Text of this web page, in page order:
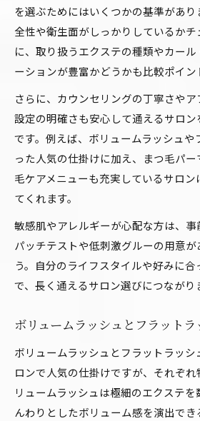
を選ぶためにはいくつかの基準があ
全性や衛生面がしっかりしているか
に、取り扱うエクステの種類やカー
ーションが豊富かどうかも比較ポイン
さらに、カウンセリングの丁寧さや
設定の明確さも安心して通えるサロ
です。例えば、ボリュームラッシュ
った人気の仕掛けに加え、まつ毛パ
毛ケアメニューも充実しているサロ
てくれます。
敏感肌やアレルギーが心配な方は、事
パッチテストや低刺激グルーの用意が
う。自分のライフスタイルや好みに
で、長く通えるサロン選びにつながり
ボリュームラッシュとフラット
ボリュームラッシュとフラットラッシ
ロンで人気の仕掛けですが、それぞ
リュームラッシュは極細のエクステ
んわりとしたボリューム感を演出で